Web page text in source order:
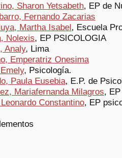
Sharon Yetsabeth, EP de
Fernando Zacarias
Martha Isabel, Escuela
Nolexis, EP PSICOLOGIA
Analy, Lima
Emperatriz Onesima
, Psicología.
Paula Eusebia, E.P. de
Mariafernanda Milagros,
Constantino, EP